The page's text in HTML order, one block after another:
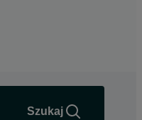
Szukaj